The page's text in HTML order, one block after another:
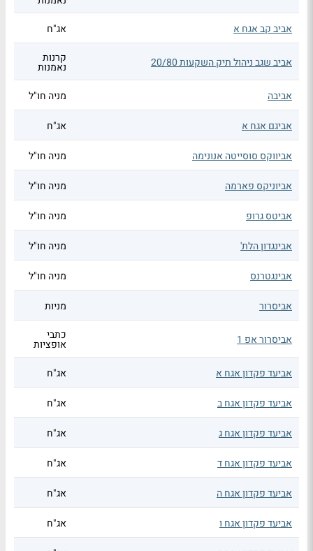
אביב קב אגח א
אג"ח
אביב שגב ניהול תיק השקעות 20/80 קרנות
נאמנות
אביבה
מניה חו"ל
אביגם אגח א אג"ח
אביווקס סוסייטה אנונימה מניה חו"ל
אביוניקס פארמה מניה חו"ל
אביטס גרופ מניה חו"ל
אבינגדון הלת' מניה חו"ל
אבינגטרנס מניה חו"ל
אביסרור מניות
אביסרור אפ 1 כתבי
אופציות
אביעד פקדון אגח א
אג"ח
אביעד פקדון אגח ב אג"ח
אביעד פקדון אגח ג אג"ח
אביעד פקדון אגח ד אג"ח
אביעד פקדון אגח ה אג"ח
אביעד פקדון אגח ו אג"ח